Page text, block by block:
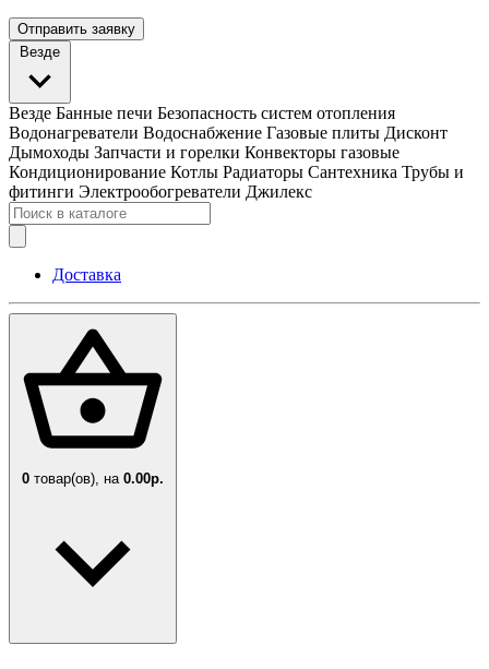
Отправить заявку
Везде
Везде Банные печи Безопасность систем отопления
Водонагреватели Водоснабжение Газовые плиты Дисконт
Дымоходы Запчасти и горелки Конвекторы газовые
Кондиционирование Котлы Радиаторы Сантехника Трубы и
фитинги Электрообогреватели Джилекс
Доставка
0 товар(ов), на 0.00р.